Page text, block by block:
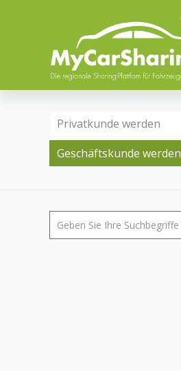
Privatkunde werden
Geschäftskunde werden